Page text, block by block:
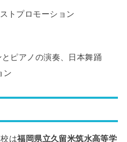
トプロモーション
ピアノの演奏、日本舞踊
ン
は福岡県立久留米筑水高等学